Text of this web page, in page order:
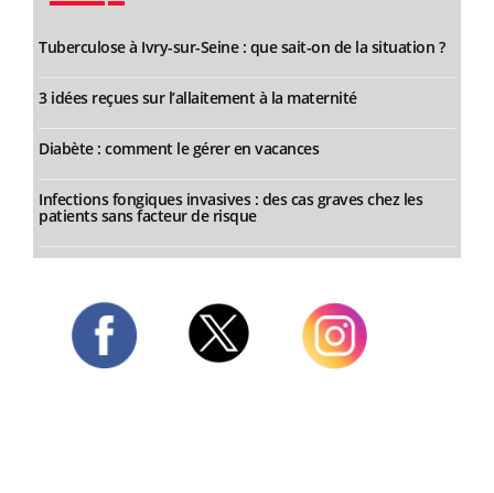
Tuberculose à Ivry-sur-Seine : que sait-on de la situation ?
3 idées reçues sur l’allaitement à la maternité
Diabète : comment le gérer en vacances
Infections fongiques invasives : des cas graves chez les
patients sans facteur de risque